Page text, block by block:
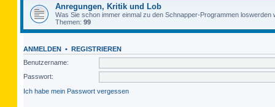
Anregungen, Kritik und Lob
Was Sie schon immer einmal zu den Schnapper-Programmen loswerden
Themen: 99
ANMELDEN • REGISTRIEREN
Benutzername:
Passwort:
Ich habe mein Passwort vergessen